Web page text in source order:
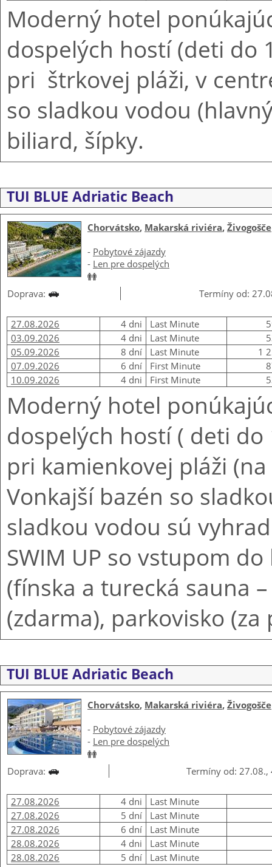
Moderný hotel
dospelých hostí (deti do
pri štrkovej pláži, v
so sladkou vodou
biliard, šípky.
TUI BLUE Adriatic Beach
Chorvátsko, Makarská riviéra, Živogošče
- Pobytové zájazdy
- Len pre dospelých
Doprava: Termíny od:
27.08.2026 4 dni Last Minute
03.09.2026
4 dni Last Minute
05.09.2026
8 dní Last Minute
1
07.09.2026
6 dní First Minute
10.09.2026
4 dni First Minute
Moderný hotel
dospelých hostí ( deti
pri kamienkovej pláži
Vonkajší bazén so
sladkou vodou sú
SWIM UP so vstupom
(fínska a turecká sauna
(zdarma), parkovisko (za
TUI BLUE Adriatic Beach
Chorvátsko, Makarská riviéra, Živogošče
- Pobytové zájazdy
- Len pre dospelých
Doprava: Termíny od: 27.08.,
27.08.2026 4 dni
Last Minute
27.08.2026
5 dní
Last Minute
27.08.2026
6 dní
Last Minute
28.08.2026
4 dni
Last Minute
28.08.2026
5 dní Last Minute